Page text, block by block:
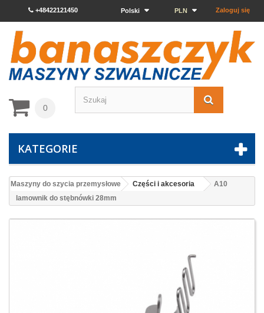
Zaloguj się
PLN
Polski
+48422121450
0
KATEGORIE
Maszyny do szycia przemysłowe Części i akcesoria
A10
lamownik do stębnówki 28mm